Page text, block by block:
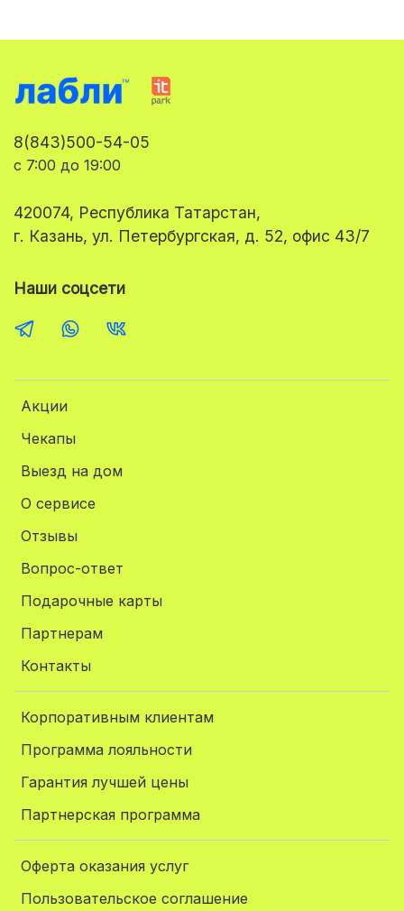
Акции
Чекапы
Выезд на дом
О сервисе
Отзывы
Вопрос-ответ
Подарочные карты
Партнерам
Контакты
Корпоративным клиентам
Программа лояльности
Гарантия лучшей цены
Партнерская программа
Оферта оказания услуг
Пользовательское соглашение
8(843)500-54-05
с 7:00 до 19:00
420074, Республика Татарстан,
г. Казань, ул. Петербургская, д. 52, офис 43/7
Наши соцсети